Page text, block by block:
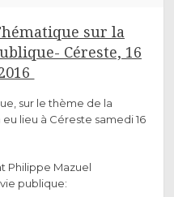
sur la
Céreste, 16
sur le thème de la
lieu à Céreste samedi 16
Philippe Mazuel
publique: